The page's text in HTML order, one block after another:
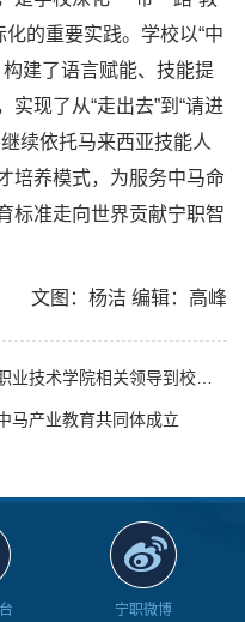
化的重要实践。学校以“中
建了语言赋能、技能提
现了从“走出去”到“请进
续依托马来西亚技能人
培养模式，为服务中马命
标准走向世界贡献宁职智
文图：杨洁 编辑：高峰
马产业教育共同体成立
宁职微博